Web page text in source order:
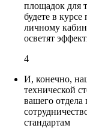
площадок для
будете в
личному
осветят
4
И, конечно,
технической
вашего отдела
стандартам